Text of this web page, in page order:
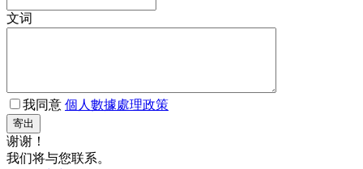
文词
我同意 個人數據處理政策
寄出
谢谢！
我们将与您联系。